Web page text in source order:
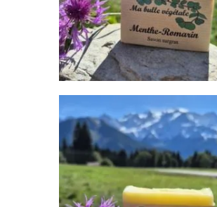
AJOUTER AU PANIER
BERGAMOTE
Savon
7,00 €